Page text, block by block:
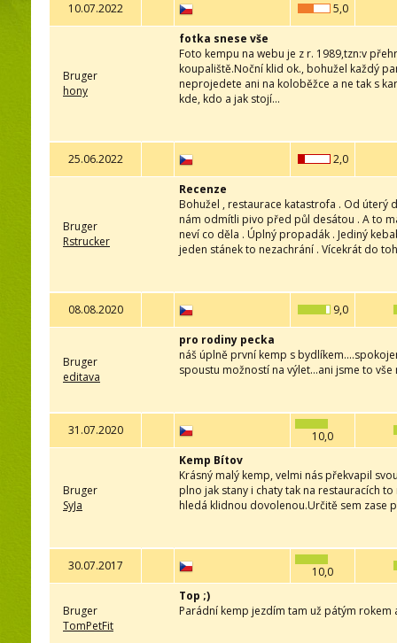
10.07.2022
5,0
Bruger
hony
fotka snese vše
Foto kempu na webu je z r. 1989,tzn:v
koupaliště.Noční klid ok., bohužel každý
neprojedete ani na koloběžce a ne tak s
kde, kdo a jak stojí...
25.06.2022 2,0
Bruger
Rstrucker
Recenze
Bohužel , restaurace katastrofa . Od úterý
nám odmítli pivo před půl desátou . A to
neví co děla . Úplný propadák . Jediný
jeden stánek to nezachrání . Vícekrát do
08.08.2020 9,0
Bruger
editava
pro rodiny pecka
náš úplně první kemp s
spoustu možností na výlet...ani jsme to
31.07.2020 10,0
Bruger
SyJa
Kemp Bítov
Krásný malý kemp, velmi nás překvapil
plno jak stany i chaty tak na restauracích
hledá klidnou dovolenou.Určitě sem zase
30.07.2017 10,0
Bruger
TomPetFit
Top ;)
Parádní kemp jezdím tam už pátým rokem